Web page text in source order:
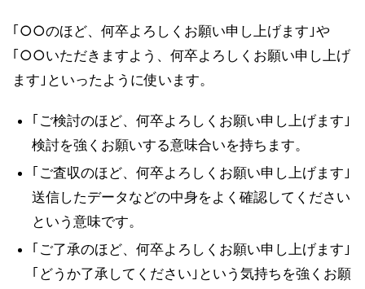
｢○○のほど、何卒よろしくお願い申し上げます｣や
｢○○いただきますよう、何卒よろしくお願い申し上げ
ます｣といったように使います。
｢ご検討のほど、何卒よろしくお願い申し上げます｣
検討を強くお願いする意味合いを持ちます。
｢ご査収のほど、何卒よろしくお願い申し上げます｣
送信したデータなどの中身をよく確認してください
という意味です。
｢ご了承のほど、何卒よろしくお願い申し上げます｣
｢どうか了承してください｣という気持ちを強くお願